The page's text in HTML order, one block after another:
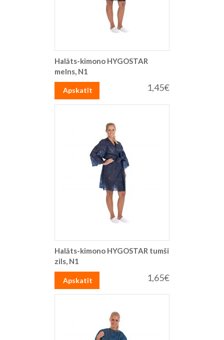
Halāts-kimono HYGOSTAR
melns, N1
1,45€
Apskatīt
Halāts-kimono HYGOSTAR tumši
zils, N1
1,65€
Apskatīt